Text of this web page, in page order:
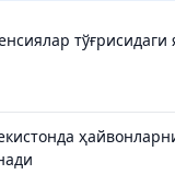
тўғрисидаги